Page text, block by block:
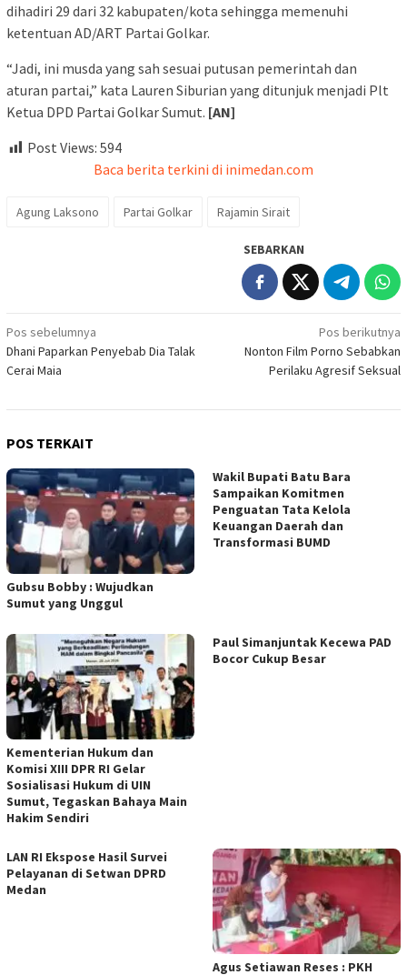
dihadiri 29 dari 32 kabupaten/kota sehingga memenuhi
ketentuan AD/ART Partai Golkar.
“Jadi, ini musda yang sah sesuai putusan pemerintah dan
aturan partai,” kata Lauren Siburian yang ditunjuk menjadi Plt
Ketua DPD Partai Golkar Sumut. [AN]
Post Views: 594
Baca berita terkini di inimedan.com
Agung Laksono Partai Golkar Rajamin Sirait
SEBARKAN
Navigasi
pos
Pos sebelumnya
Dhani Paparkan Penyebab Dia Talak
Cerai Maia
Pos berikutnya
Nonton Film Porno Sebabkan
Perilaku Agresif Seksual
POS TERKAIT
Gubsu Bobby : Wujudkan
Sumut yang Unggul
Wakil Bupati Batu Bara
Sampaikan Komitmen
Penguatan Tata Kelola
Keuangan Daerah dan
Transformasi BUMD
Kementerian Hukum dan
Komisi XIII DPR RI Gelar
Sosialisasi Hukum di UIN
Sumut, Tegaskan Bahaya Main
Hakim Sendiri
Paul Simanjuntak Kecewa PAD
Bocor Cukup Besar
LAN RI Ekspose Hasil Survei
Pelayanan di Setwan DPRD
Medan
Agus Setiawan Reses : PKH